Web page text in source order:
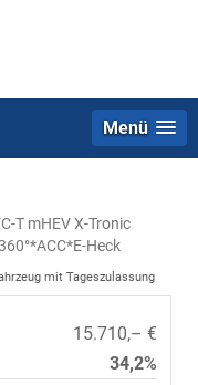
Menü
T mHEV X-Tronic
Heck
mit Tageszulassung
15.710,– €
34,2%